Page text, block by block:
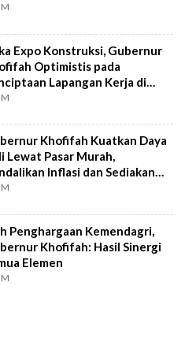
Expo Konstruksi, Gubernur
Optimistis pada
Lapangan Kerja di
Khofifah Kuatkan Daya
Lewat Pasar Murah,
Inflasi dan Sediakan
Pokok
Penghargaan Kemendagri,
Khofifah: Hasil Sinergi
Elemen